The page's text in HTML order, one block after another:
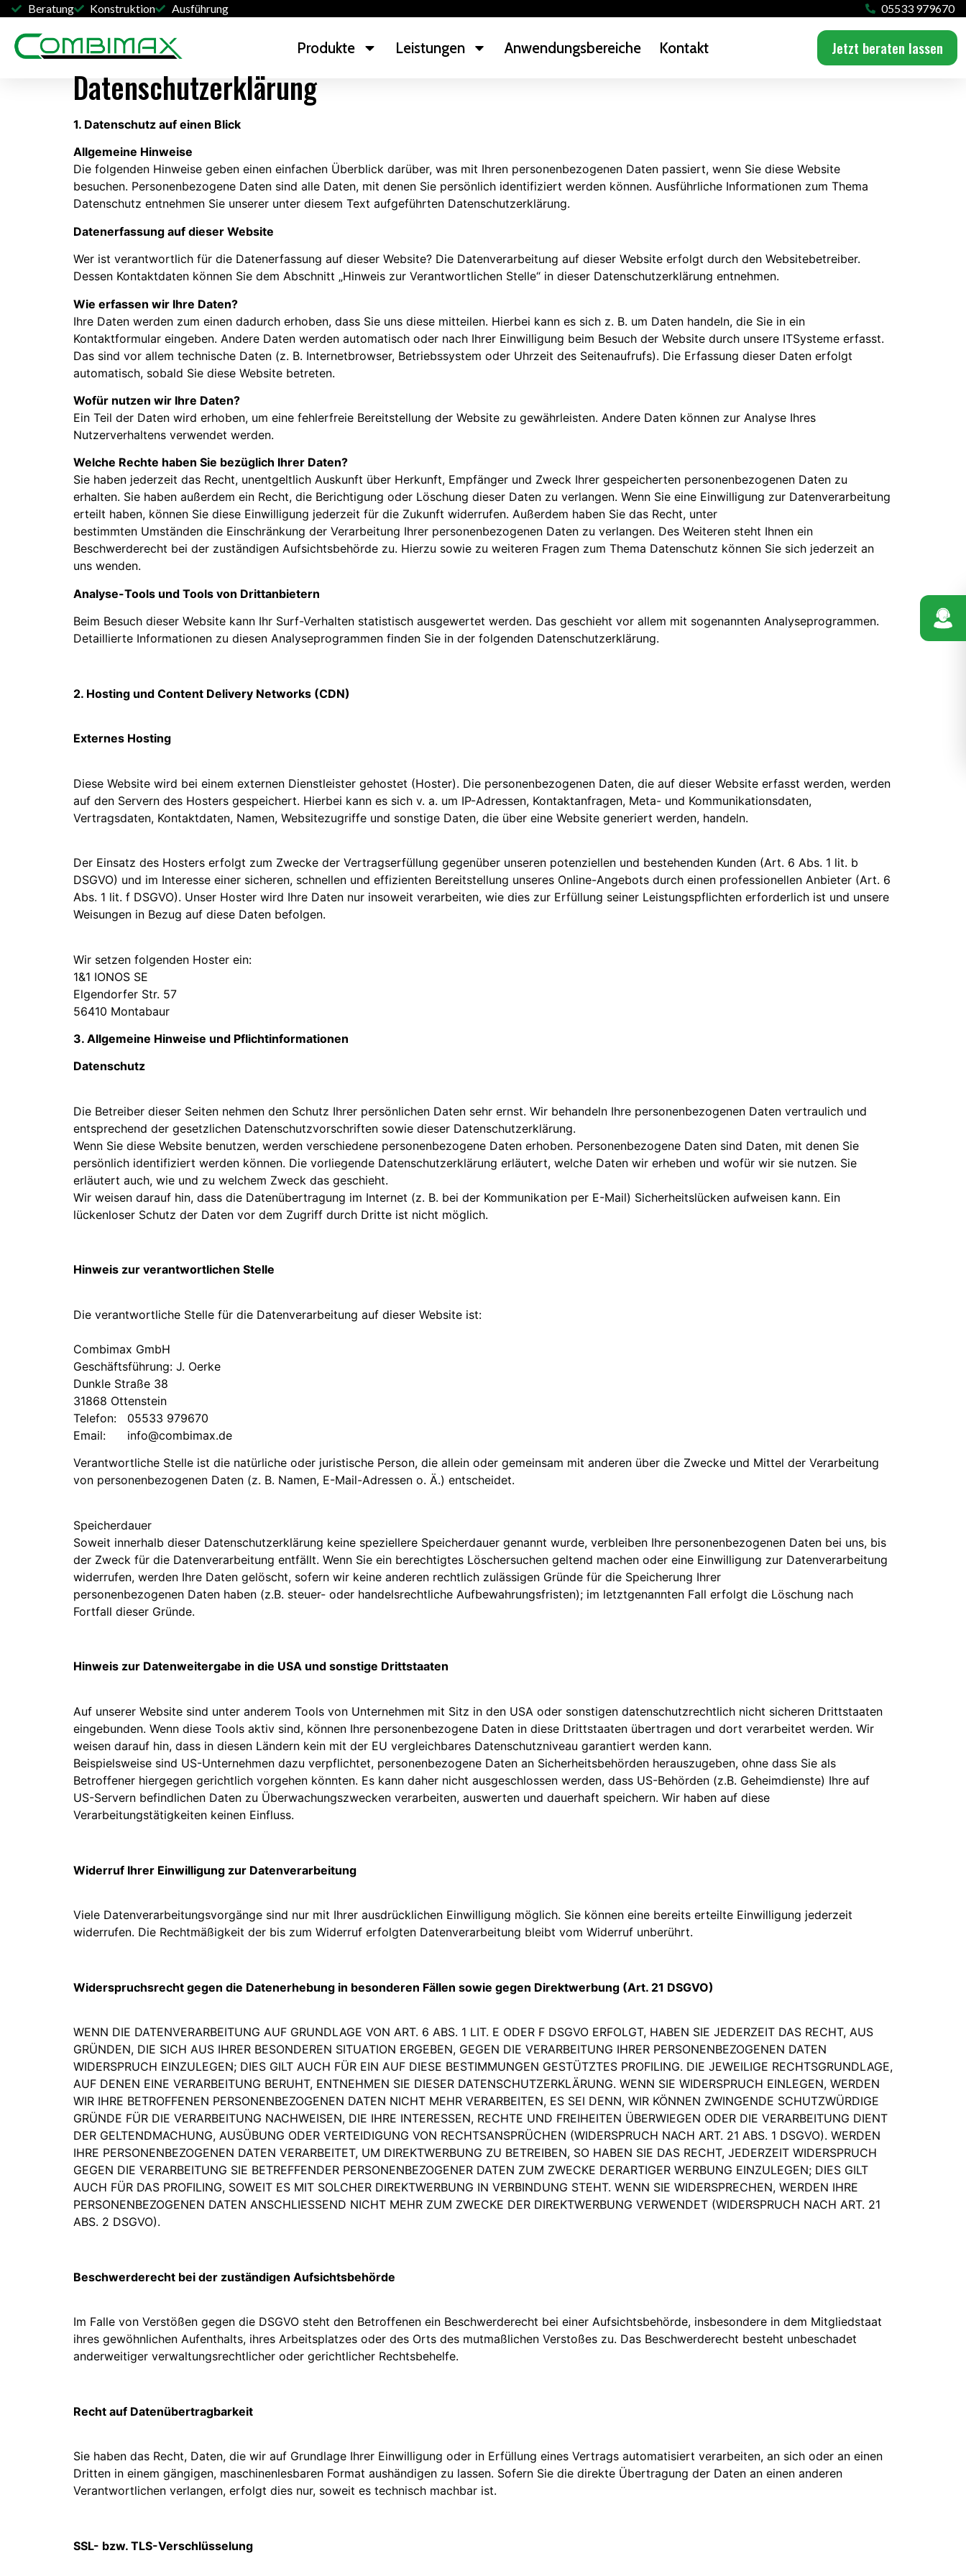
Beratung Konstruktion Ausführung 05533 979670
Produkte Leistungen Anwendungsbereiche Kontakt Jetzt beraten lassen
Datenschutzerklärung
1. Datenschutz auf einen Blick
Allgemeine Hinweise
Die folgenden Hinweise geben einen einfachen Überblick darüber, was mit Ihren personenbezogenen Daten passiert, wenn Sie diese Website
besuchen. Personenbezogene Daten sind alle Daten, mit denen Sie persönlich identifiziert werden können. Ausführliche Informationen zum Thema
Datenschutz entnehmen Sie unserer unter diesem Text aufgeführten Datenschutzerklärung.
Datenerfassung auf dieser Website
Wer ist verantwortlich für die Datenerfassung auf dieser Website? Die Datenverarbeitung auf dieser Website erfolgt durch den Websitebetreiber.
Dessen Kontaktdaten können Sie dem Abschnitt „Hinweis zur Verantwortlichen Stelle“ in dieser Datenschutzerklärung entnehmen.
Wie erfassen wir Ihre Daten?
Ihre Daten werden zum einen dadurch erhoben, dass Sie uns diese mitteilen. Hierbei kann es sich z. B. um Daten handeln, die Sie in ein
Kontaktformular eingeben. Andere Daten werden automatisch oder nach Ihrer Einwilligung beim Besuch der Website durch unsere ITSysteme erfasst.
Das sind vor allem technische Daten (z. B. Internetbrowser, Betriebssystem oder Uhrzeit des Seitenaufrufs). Die Erfassung dieser Daten erfolgt
automatisch, sobald Sie diese Website betreten.
Wofür nutzen wir Ihre Daten?
Ein Teil der Daten wird erhoben, um eine fehlerfreie Bereitstellung der Website zu gewährleisten. Andere Daten können zur Analyse Ihres
Nutzerverhaltens verwendet werden.
Welche Rechte haben Sie bezüglich Ihrer Daten?
Sie haben jederzeit das Recht, unentgeltlich Auskunft über Herkunft, Empfänger und Zweck Ihrer gespeicherten personenbezogenen Daten zu
erhalten. Sie haben außerdem ein Recht, die Berichtigung oder Löschung dieser Daten zu verlangen. Wenn Sie eine Einwilligung zur Datenverarbeitung
erteilt haben, können Sie diese Einwilligung jederzeit für die Zukunft widerrufen. Außerdem haben Sie das Recht, unter
bestimmten Umständen die Einschränkung der Verarbeitung Ihrer personenbezogenen Daten zu verlangen. Des Weiteren steht Ihnen ein
Beschwerderecht bei der zuständigen Aufsichtsbehörde zu. Hierzu sowie zu weiteren Fragen zum Thema Datenschutz können Sie sich jederzeit an
uns wenden.
Analyse-Tools und Tools von Drittanbietern
Beim Besuch dieser Website kann Ihr Surf-Verhalten statistisch ausgewertet werden. Das geschieht vor allem mit sogenannten Analyseprogrammen.
Detaillierte Informationen zu diesen Analyseprogrammen finden Sie in der folgenden Datenschutzerklärung.
2. Hosting und Content Delivery Networks (CDN)
Externes Hosting
Diese Website wird bei einem externen Dienstleister gehostet (Hoster). Die personenbezogenen Daten, die auf dieser Website erfasst werden, werden
auf den Servern des Hosters gespeichert. Hierbei kann es sich v. a. um IP-Adressen, Kontaktanfragen, Meta- und Kommunikationsdaten,
Vertragsdaten, Kontaktdaten, Namen, Websitezugriffe und sonstige Daten, die über eine Website generiert werden, handeln.
Der Einsatz des Hosters erfolgt zum Zwecke der Vertragserfüllung gegenüber unseren potenziellen und bestehenden Kunden (Art. 6 Abs. 1 lit. b
DSGVO) und im Interesse einer sicheren, schnellen und effizienten Bereitstellung unseres Online-Angebots durch einen professionellen Anbieter (Art. 6
Abs. 1 lit. f DSGVO). Unser Hoster wird Ihre Daten nur insoweit verarbeiten, wie dies zur Erfüllung seiner Leistungspflichten erforderlich ist und unsere
Weisungen in Bezug auf diese Daten befolgen.
Wir setzen folgenden Hoster ein:
1&1 IONOS SE
Elgendorfer Str. 57
56410 Montabaur
3. Allgemeine Hinweise und Pflichtinformationen
Datenschutz
Die Betreiber dieser Seiten nehmen den Schutz Ihrer persönlichen Daten sehr ernst. Wir behandeln Ihre personenbezogenen Daten vertraulich und
entsprechend der gesetzlichen Datenschutzvorschriften sowie dieser Datenschutzerklärung.
Wenn Sie diese Website benutzen, werden verschiedene personenbezogene Daten erhoben. Personenbezogene Daten sind Daten, mit denen Sie
persönlich identifiziert werden können. Die vorliegende Datenschutzerklärung erläutert, welche Daten wir erheben und wofür wir sie nutzen. Sie
erläutert auch, wie und zu welchem Zweck das geschieht.
Wir weisen darauf hin, dass die Datenübertragung im Internet (z. B. bei der Kommunikation per E-Mail) Sicherheitslücken aufweisen kann. Ein
lückenloser Schutz der Daten vor dem Zugriff durch Dritte ist nicht möglich.
Hinweis zur verantwortlichen Stelle
Die verantwortliche Stelle für die Datenverarbeitung auf dieser Website ist:
Combimax GmbH
Geschäftsführung: J. Oerke
Dunkle Straße 38
31868 Ottenstein
Telefon: 05533 979670
Email: info@combimax.de
Verantwortliche Stelle ist die natürliche oder juristische Person, die allein oder gemeinsam mit anderen über die Zwecke und Mittel der Verarbeitung
von personenbezogenen Daten (z. B. Namen, E-Mail-Adressen o. Ä.) entscheidet.
Speicherdauer
Soweit innerhalb dieser Datenschutzerklärung keine speziellere Speicherdauer genannt wurde, verbleiben Ihre personenbezogenen Daten bei uns, bis
der Zweck für die Datenverarbeitung entfällt. Wenn Sie ein berechtigtes Löschersuchen geltend machen oder eine Einwilligung zur Datenverarbeitung
widerrufen, werden Ihre Daten gelöscht, sofern wir keine anderen rechtlich zulässigen Gründe für die Speicherung Ihrer
personenbezogenen Daten haben (z.B. steuer- oder handelsrechtliche Aufbewahrungsfristen); im letztgenannten Fall erfolgt die Löschung nach
Fortfall dieser Gründe.
Hinweis zur Datenweitergabe in die USA und sonstige Drittstaaten
Auf unserer Website sind unter anderem Tools von Unternehmen mit Sitz in den USA oder sonstigen datenschutzrechtlich nicht sicheren Drittstaaten
eingebunden. Wenn diese Tools aktiv sind, können Ihre personenbezogene Daten in diese Drittstaaten übertragen und dort verarbeitet werden. Wir
weisen darauf hin, dass in diesen Ländern kein mit der EU vergleichbares Datenschutzniveau garantiert werden kann.
Beispielsweise sind US-Unternehmen dazu verpflichtet, personenbezogene Daten an Sicherheitsbehörden herauszugeben, ohne dass Sie als
Betroffener hiergegen gerichtlich vorgehen könnten. Es kann daher nicht ausgeschlossen werden, dass US-Behörden (z.B. Geheimdienste) Ihre auf
US-Servern befindlichen Daten zu Überwachungszwecken verarbeiten, auswerten und dauerhaft speichern. Wir haben auf diese
Verarbeitungstätigkeiten keinen Einfluss.
Widerruf Ihrer Einwilligung zur Datenverarbeitung
Viele Datenverarbeitungsvorgänge sind nur mit Ihrer ausdrücklichen Einwilligung möglich. Sie können eine bereits erteilte Einwilligung jederzeit
widerrufen. Die Rechtmäßigkeit der bis zum Widerruf erfolgten Datenverarbeitung bleibt vom Widerruf unberührt.
Widerspruchsrecht gegen die Datenerhebung in besonderen Fällen sowie gegen Direktwerbung (Art. 21 DSGVO)
WENN DIE DATENVERARBEITUNG AUF GRUNDLAGE VON ART. 6 ABS. 1 LIT. E ODER F DSGVO ERFOLGT, HABEN SIE JEDERZEIT DAS RECHT, AUS
GRÜNDEN, DIE SICH AUS IHRER BESONDEREN SITUATION ERGEBEN, GEGEN DIE VERARBEITUNG IHRER PERSONENBEZOGENEN DATEN
WIDERSPRUCH EINZULEGEN; DIES GILT AUCH FÜR EIN AUF DIESE BESTIMMUNGEN GESTÜTZTES PROFILING. DIE JEWEILIGE RECHTSGRUNDLAGE,
AUF DENEN EINE VERARBEITUNG BERUHT, ENTNEHMEN SIE DIESER DATENSCHUTZERKLÄRUNG. WENN SIE WIDERSPRUCH EINLEGEN, WERDEN
WIR IHRE BETROFFENEN PERSONENBEZOGENEN DATEN NICHT MEHR VERARBEITEN, ES SEI DENN, WIR KÖNNEN ZWINGENDE SCHUTZWÜRDIGE
GRÜNDE FÜR DIE VERARBEITUNG NACHWEISEN, DIE IHRE INTERESSEN, RECHTE UND FREIHEITEN ÜBERWIEGEN ODER DIE VERARBEITUNG DIENT
DER GELTENDMACHUNG, AUSÜBUNG ODER VERTEIDIGUNG VON RECHTSANSPRÜCHEN (WIDERSPRUCH NACH ART. 21 ABS. 1 DSGVO). WERDEN
IHRE PERSONENBEZOGENEN DATEN VERARBEITET, UM DIREKTWERBUNG ZU BETREIBEN, SO HABEN SIE DAS RECHT, JEDERZEIT WIDERSPRUCH
GEGEN DIE VERARBEITUNG SIE BETREFFENDER PERSONENBEZOGENER DATEN ZUM ZWECKE DERARTIGER WERBUNG EINZULEGEN; DIES GILT
AUCH FÜR DAS PROFILING, SOWEIT ES MIT SOLCHER DIREKTWERBUNG IN VERBINDUNG STEHT. WENN SIE WIDERSPRECHEN, WERDEN IHRE
PERSONENBEZOGENEN DATEN ANSCHLIESSEND NICHT MEHR ZUM ZWECKE DER DIREKTWERBUNG VERWENDET (WIDERSPRUCH NACH ART. 21
ABS. 2 DSGVO).
Beschwerderecht bei der zuständigen Aufsichtsbehörde
Im Falle von Verstößen gegen die DSGVO steht den Betroffenen ein Beschwerderecht bei einer Aufsichtsbehörde, insbesondere in dem Mitgliedstaat
ihres gewöhnlichen Aufenthalts, ihres Arbeitsplatzes oder des Orts des mutmaßlichen Verstoßes zu. Das Beschwerderecht besteht unbeschadet
anderweitiger verwaltungsrechtlicher oder gerichtlicher Rechtsbehelfe.
Recht auf Datenübertragbarkeit
Sie haben das Recht, Daten, die wir auf Grundlage Ihrer Einwilligung oder in Erfüllung eines Vertrags automatisiert verarbeiten, an sich oder an einen
Dritten in einem gängigen, maschinenlesbaren Format aushändigen zu lassen. Sofern Sie die direkte Übertragung der Daten an einen anderen
Verantwortlichen verlangen, erfolgt dies nur, soweit es technisch machbar ist.
SSL- bzw. TLS-Verschlüsselung